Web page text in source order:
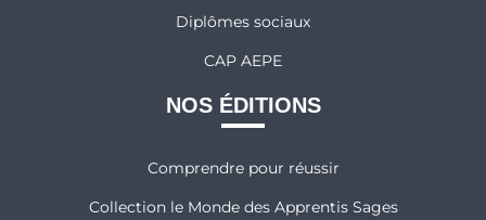
Diplômes sociaux
CAP AEPE
NOS ÉDITIONS
Comprendre pour réussir
Collection le Monde des Apprentis Sages